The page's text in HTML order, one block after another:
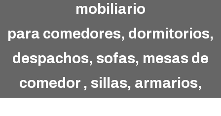
mobiliario
para comedores, dormitorios,
despachos, sofas, mesas de
comedor , sillas, armarios,